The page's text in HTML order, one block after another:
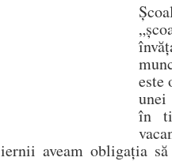
este
unei
în
iernii aveam obligația